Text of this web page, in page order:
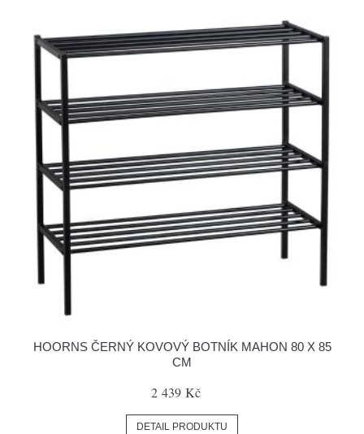
HOORNS ČERNÝ KOVOVÝ BOTNÍK MAHON 80 X 85
CM
2 439 Kč
DETAIL PRODUKTU